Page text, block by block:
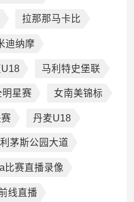
拉那那马卡比
迪纳摩
马利特史堡联
星赛 女南美锦标
丹麦U18
茅斯公园大道
比赛直播录像
线直播